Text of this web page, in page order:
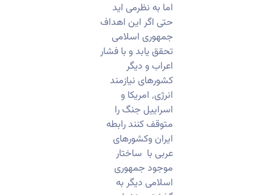
اما به نظرمی اید
حتی اگر این اهداف
جمهوری اسلامی
تحقق یابد و با فشار
اعراب و دیگر
کشورهای نیازمند
انرژی٬ امریکا و
اسراییل جنگ را
متوقف کنند رابطه
ایران وکشورهای
عربی با ساختار
موجود جمهوری
اسلامی دیگر به